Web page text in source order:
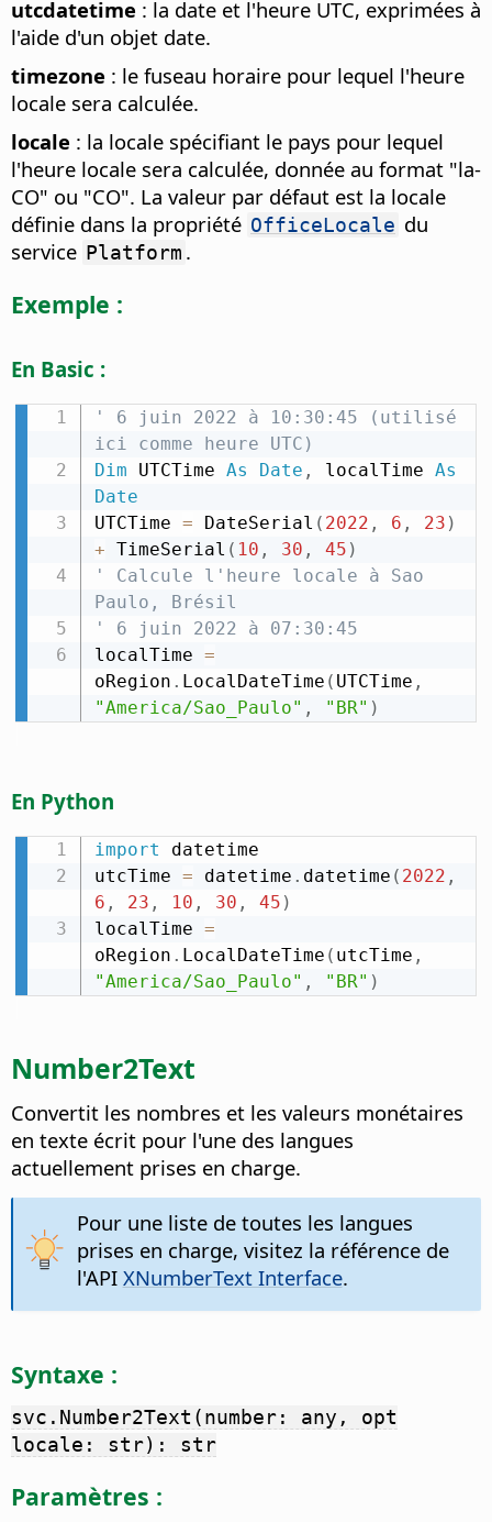
utcdatetime : la date et l'heure UTC, exprimées à
l'aide d'un objet date.
timezone : le fuseau horaire pour lequel l'heure
locale sera calculée.
locale : la locale spécifiant le pays pour lequel
l'heure locale sera calculée, donnée au format "la-
CO" ou "CO". La valeur par défaut est la locale
définie dans la propriété OfficeLocale du
service Platform .
Exemple :
En Basic :
' 6 juin 2022 à 10:30:45 (utilisé
ici comme heure UTC)
Dim UTCTime As Date , localTime As
Date
UTCTime = DateSerial ( 2022 , 6 , 23 )
+ TimeSerial ( 10 , 30 , 45 )
' Calcule l'heure locale à Sao
Paulo, Brésil
' 6 juin 2022 à 07:30:45
localTime =
oRegion . LocalDateTime ( UTCTime ,
"America/Sao_Paulo" , "BR" )
En Python
import datetime
utcTime = datetime . datetime ( 2022 ,
6 , 23 , 10 , 30 , 45 )
localTime =
oRegion . LocalDateTime ( utcTime ,
"America/Sao_Paulo" , "BR" )
Number2Text
Convertit les nombres et les valeurs monétaires
en texte écrit pour l'une des langues
actuellement prises en charge.
Pour une liste de toutes les langues
prises en charge, visitez la référence de
l'API XNumberText Interface.
Syntaxe :
svc.Number2Text(number: any, opt
locale: str): str
Paramètres :